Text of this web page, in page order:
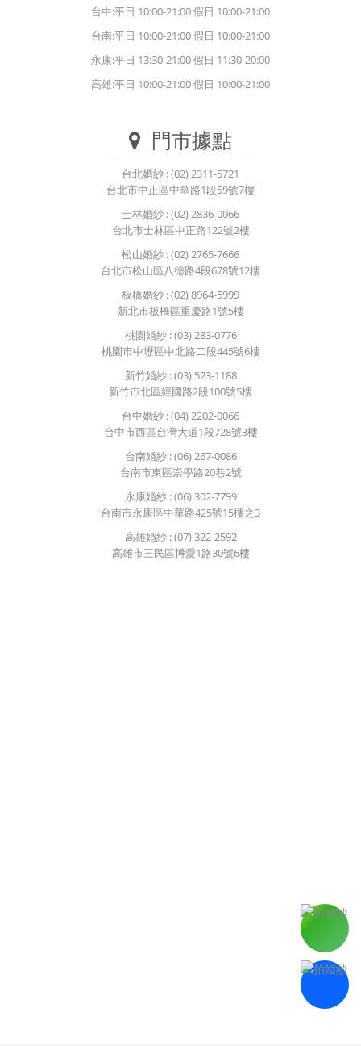
台中:平日 10:00-21:00 假日 10:00-21:00
台南:平日 10:00-21:00 假日 10:00-21:00
永康:平日 13:30-21:00 假日 11:30-20:00
高雄:平日 10:00-21:00 假日 10:00-21:00
門市據點
台北婚紗 : (02) 2311-5721
台北市中正區中華路1段59號7樓
士林婚紗 : (02) 2836-0066
台北市士林區中正路122號2樓
松山婚紗 : (02) 2765-7666
台北市松山區八德路4段678號12樓
板橋婚紗 : (02) 8964-5999
新北市板橋區重慶路1號5樓
桃園婚紗: (03) 283-0776
桃園市中壢區中北路二段445號6樓
新竹婚紗: (03) 523-1188
新竹市北區經國路2段100號5樓
台中婚紗 : (04) 2202-0066
台中市西區台灣大道1段728號3樓
台南婚紗: (06) 267-0086
台南市東區崇學路20巷2號
永康婚紗: (06) 302-7799
台南市永康區中華路425號15樓之3
高雄婚紗: (07) 322-2592
高雄市三民區博愛1路30號6樓